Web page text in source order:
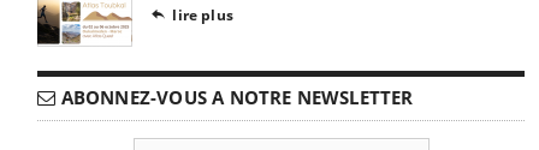
 lire plus
ABONNEZ-VOUS A NOTRE NEWSLETTER